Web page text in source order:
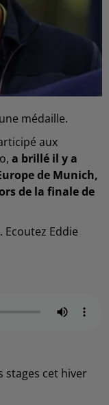
médaille.
aux
a brillé il y a
de Munich,
de la finale de
Eddie
stages cet hiver